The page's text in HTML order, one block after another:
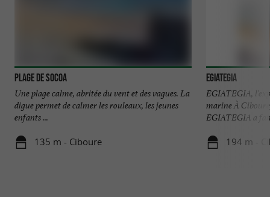
Plage de Socoa
Une plage calme, abritée du vent et des vagues. La
digue permet de calmer les rouleaux, les jeunes
enfants ...
135 m - Ciboure
Egiategia
EGIATEGIA,
marine À
EGIATEGIA a
194 m -